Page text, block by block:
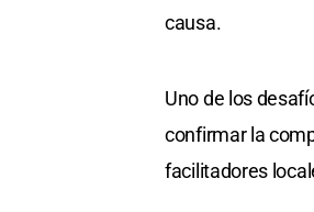
causa.
Uno de los
confirmar la
facilitadores